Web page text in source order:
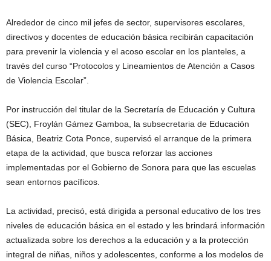
Alrededor de cinco mil jefes de sector, supervisores escolares,
directivos y docentes de educación básica recibirán capacitación
para prevenir la violencia y el acoso escolar en los planteles, a
través del curso “Protocolos y Lineamientos de Atención a Casos
de Violencia Escolar”.
Por instrucción del titular de la Secretaría de Educación y Cultura
(SEC), Froylán Gámez Gamboa, la subsecretaria de Educación
Básica, Beatriz Cota Ponce, supervisó el arranque de la primera
etapa de la actividad, que busca reforzar las acciones
implementadas por el Gobierno de Sonora para que las escuelas
sean entornos pacíficos.
La actividad, precisó, está dirigida a personal educativo de los tres
niveles de educación básica en el estado y les brindará información
actualizada sobre los derechos a la educación y a la protección
integral de niñas, niños y adolescentes, conforme a los modelos de